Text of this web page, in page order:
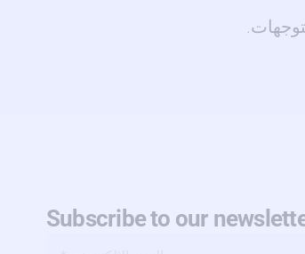
Subscribe to our